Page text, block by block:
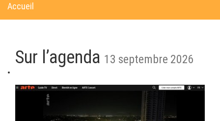
Accueil
Sur l’agenda 13 septembre 2026